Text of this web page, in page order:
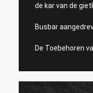
de kar van de
Busbar
De Toebehoren